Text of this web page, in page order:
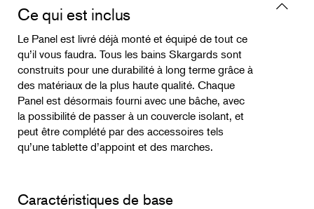
Ce qui est inclus
Le Panel est livré déjà monté et équipé de tout ce
qu’il vous faudra. Tous les bains Skargards sont
construits pour une durabilité à long terme grâce à
des matériaux de la plus haute qualité. Chaque
Panel est désormais fourni avec une bâche, avec
la possibilité de passer à un couvercle isolant, et
peut être complété par des accessoires tels
qu’une tablette d’appoint et des marches.
Caractéristiques de base